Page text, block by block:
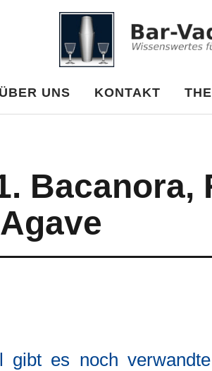
ÜBER UNS KONTAKT
gibt es noch verwandte